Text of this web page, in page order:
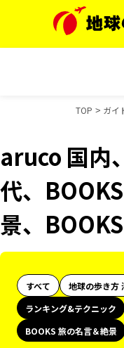
TOP ガイ
aruco 国内
代、
景、
すべて 地球の歩き方
ランキング&テクニック
BOOKS 旅の名言＆絶景